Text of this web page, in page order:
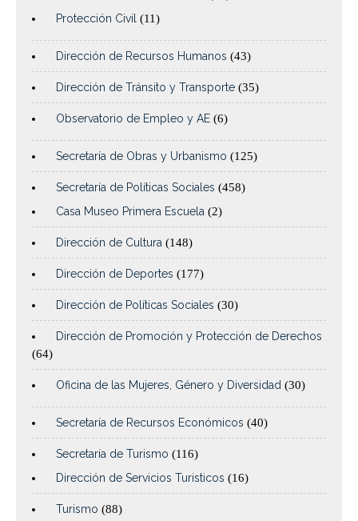
Protección Civil (11)
Dirección de Recursos Humanos (43)
Dirección de Tránsito y Transporte (35)
Observatorio de Empleo y AE (6)
Secretaría de Obras y Urbanismo (125)
Secretaría de Políticas Sociales (458)
Casa Museo Primera Escuela (2)
Dirección de Cultura (148)
Dirección de Deportes (177)
Dirección de Políticas Sociales (30)
Dirección de Promoción y Protección de Derechos
(64)
Oficina de las Mujeres, Género y Diversidad (30)
Secretaría de Recursos Económicos (40)
Secretaría de Turismo (116)
Dirección de Servicios Turisticos (16)
Turismo (88)